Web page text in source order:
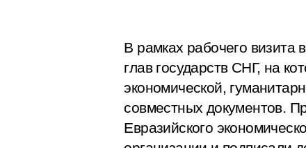
В рамках рабочего визита
глав государств СНГ, на
экономической,
совместных документов.
Евразийского